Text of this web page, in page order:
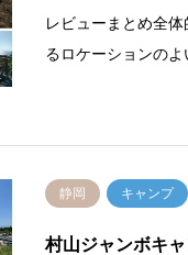
レビューまとめ全
るロケーションの
静岡 キャンプ
村山ジャンボキ